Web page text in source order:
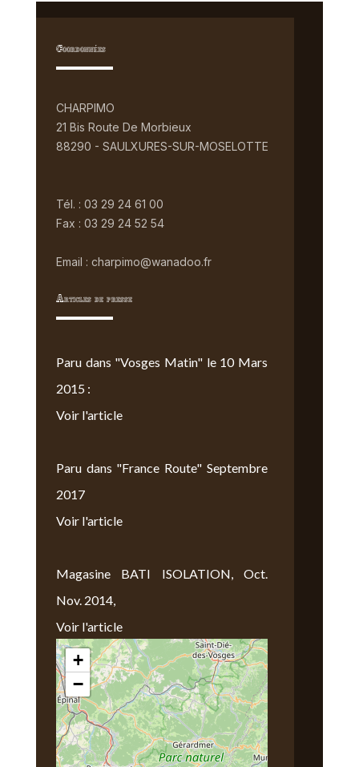
Coordonnées
CHARPIMO
21 Bis Route De Morbieux
88290 - SAULXURES-SUR-MOSELOTTE
Tél. : 03 29 24 61 00
Fax : 03 29 24 52 54
Email : charpimo@wanadoo.fr
Articles de presse
Paru dans "Vosges Matin" le 10 Mars
2015 :
Voir l'article
Paru dans "France Route" Septembre
2017
Voir l'article
Magasine BATI ISOLATION, Oct.
Nov. 2014,
Voir l'article
Nous Trouver
+
−